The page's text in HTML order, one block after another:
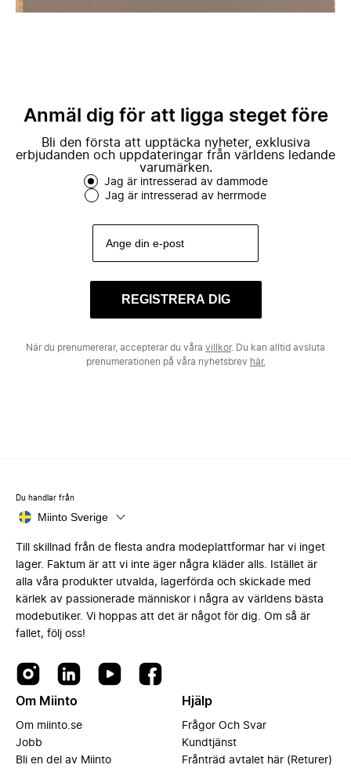
Anmäl dig för att ligga steget före
Bli den första att upptäcka nyheter, exklusiva
erbjudanden och uppdateringar från världens ledande
varumärken.
Jag är intresserad av dammode
Jag är intresserad av herrmode
REGISTRERA DIG
När du prenumererar, accepterar du våra villkor. Du kan alltid avsluta
prenumerationen på våra nyhetsbrev här.
Du handlar från
Miinto Sverige
Till skillnad från de flesta andra modeplattformar har vi inget
lager. Faktum är att vi inte äger några kläder alls. Istället är
alla våra produkter utvalda, lagerförda och skickade med
kärlek av passionerade människor i några av världens bästa
modebutiker. Vi hoppas att det är något för dig. Om så är
fallet, följ oss!
Om Miinto
Om miinto.se
Jobb
Bli en del av Miinto
Hjälp
Frågor Och Svar
Kundtjänst
Frånträd avtalet här (Returer)